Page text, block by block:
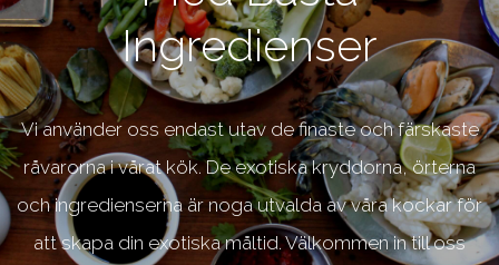
Ingredienser
Vi använder oss endast utav de finaste och färskaste
råvarorna i vårat kök. De exotiska kryddorna, örterna
och ingredienserna är noga utvalda av våra kockar för
att skapa din exotiska måltid. Välkommen in till oss